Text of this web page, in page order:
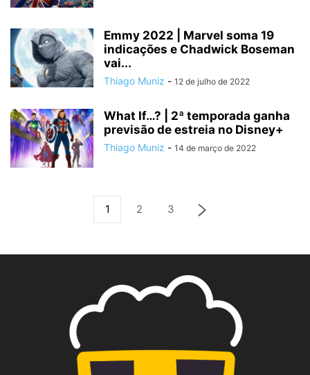
Emmy 2022 | Marvel soma 19
indicações e Chadwick Boseman
vai...
Thiago Muniz - 12 de julho de 2022
What If…? | 2ª temporada ganha
previsão de estreia no Disney+
Thiago Muniz - 14 de março de 2022
1 2 3